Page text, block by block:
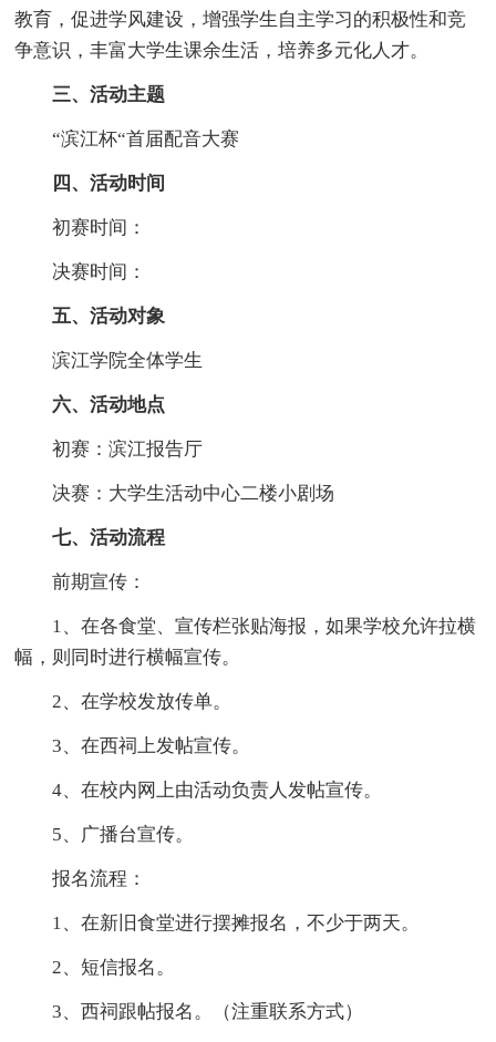
教育，促进学风建设，增强学生自主学习的积极性和竞
争意识，丰富大学生课余生活，培养多元化人才。
三、活动主题
“滨江杯“首届配音大赛
四、活动时间
初赛时间：
决赛时间：
五、活动对象
滨江学院全体学生
六、活动地点
初赛：滨江报告厅
决赛：大学生活动中心二楼小剧场
七、活动流程
前期宣传：
1、在各食堂、宣传栏张贴海报，如果学校允许拉横
幅，则同时进行横幅宣传。
2、在学校发放传单。
3、在西祠上发帖宣传。
4、在校内网上由活动负责人发帖宣传。
5、广播台宣传。
报名流程：
1、在新旧食堂进行摆摊报名，不少于两天。
2、短信报名。
3、西祠跟帖报名。（注重联系方式）